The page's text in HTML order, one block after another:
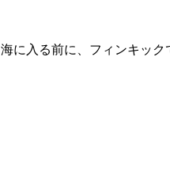
海に入る前に、フィンキッ